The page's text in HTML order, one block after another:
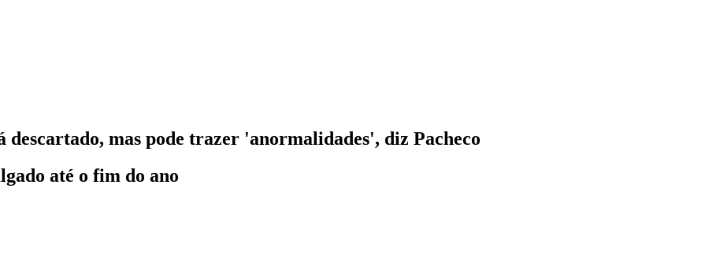
mas pode trazer 'anormalidades', diz Pacheco
até o fim do ano